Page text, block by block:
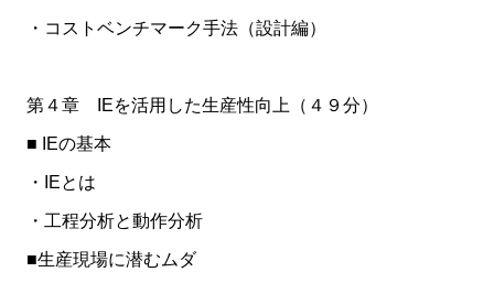
・コストベンチマーク手法（設計編）
第４章 IEを活用した生産性向上（４９分）
■ IEの基本
・IEとは
・工程分析と動作分析
■生産現場に潜むムダ